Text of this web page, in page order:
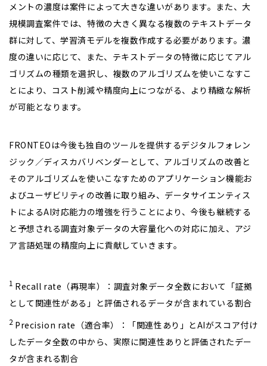
メントの濃度は案件によって大きな違いがあります。また、大
規模調査案件では、特徴の大きく異なる複数のテキストデータ
群に対して、学習済モデルを複数作成する必要があります。濃
度の違いに応じて、また、テキストデータの特徴に応じてアル
ゴリズムの種類を選択し、複数のアルゴリズムを使いこなすこ
とにより、コスト削減や精度向上につながる、より精緻な解析
が可能となります。
FRONTEOは今後も独自のツールを提供するデジタルフォレン
ジック／ディスカバリベンダーとして、アルゴリズムの改善と
そのアルゴリズムを使いこなすためのアプリケーション機能お
よびユーザビリティの改善に取り組み、データサイエンティス
トによるAI対応能力の増強を行うことにより、今後も継続する
と予想される調査対象データの大容量化への対応に加え、アジ
ア言語処理の精度向上に貢献していきます。
1 Recall rate（再現率）：調査対象データ全数において「証拠
として関連性がある」と評価されるデータが含まれている割合
2Precision rate（適合率）：「関連性あり」とAIがスコア付け
したデータ全数の中から、実際に関連性ありと評価されたデー
タが含まれる割合